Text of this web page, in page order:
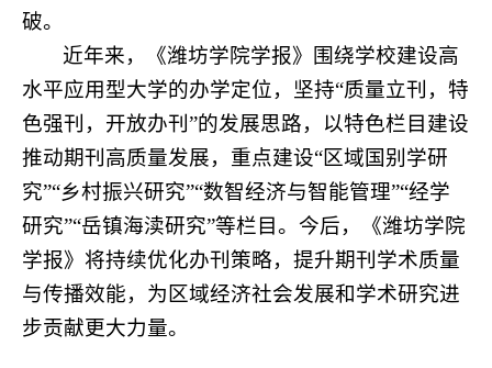
破。
近年来，《潍坊学院学报》围绕学校建设高
水平应用型大学的办学定位，坚持“质量立刊，特
色强刊，开放办刊”的发展思路，以特色栏目建设
推动期刊高质量发展，重点建设“区域国别学研
究”“乡村振兴研究”“数智经济与智能管理”“经学
研究”“岳镇海渎研究”等栏目。今后，《潍坊学院
学报》将持续优化办刊策略，提升期刊学术质量
与传播效能，为区域经济社会发展和学术研究进
步贡献更大力量。